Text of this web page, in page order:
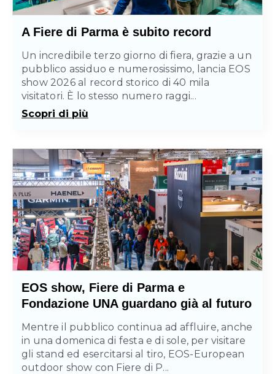
A Fiere di Parma è subito record
Un incredibile terzo giorno di fiera, grazie a un
pubblico assiduo e numerosissimo, lancia EOS
show 2026 al record storico di 40 mila
visitatori. È lo stesso numero raggi...
Scopri di più
EOS show, Fiere di Parma e
Fondazione UNA guardano già al futuro
Mentre il pubblico continua ad affluire, anche
in una domenica di festa e di sole, per visitare
gli stand ed esercitarsi al tiro, EOS-European
outdoor show con Fiere di P...